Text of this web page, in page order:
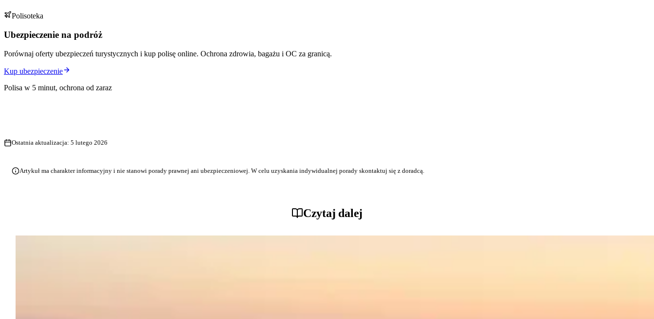
Polisoteka
Ubezpieczenie na podróż
Porównaj oferty ubezpieczeń turystycznych i kup polisę online. Ochrona zdrowia, bagażu i OC za granicą.
Kup ubezpieczenie
Polisa w 5 minut, ochrona od zaraz
Ostatnia aktualizacja: 5 lutego 2026
Artykuł ma charakter informacyjny i nie stanowi porady prawnej ani ubezpieczeniowej. W celu uzyskania indywidualnej porady skontaktuj się z doradcą.
Czytaj dalej